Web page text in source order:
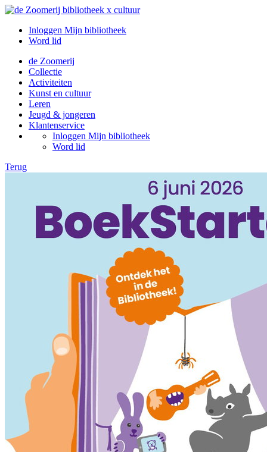
Inloggen Mijn bibliotheek
Word lid
de Zoomerij
Collectie
Activiteiten
Kunst en cultuur
Leren
Jeugd & jongeren
Klantenservice
Inloggen Mijn bibliotheek
Word lid
Terug